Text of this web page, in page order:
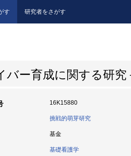
す 研究者をさがす
バー育成に関する研
16K15880
挑戦的萌芽研究
基金
基礎看護学